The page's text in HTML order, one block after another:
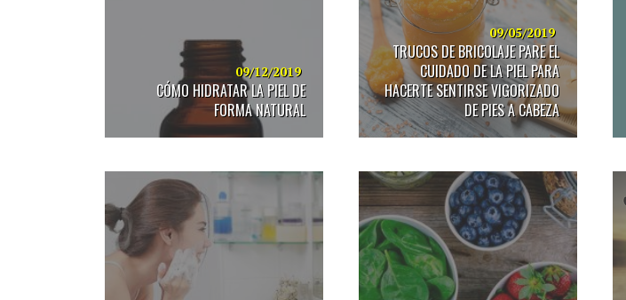
09/12/2019
CÓMO HIDRATAR LA PIEL DE
FORMA NATURAL
09/05/2019
TRUCOS DE BRICOLAJE PARE EL
CUIDADO DE LA PIEL PARA
HACERTE SENTIRSE VIGORIZADO
DE PIES A CABEZA